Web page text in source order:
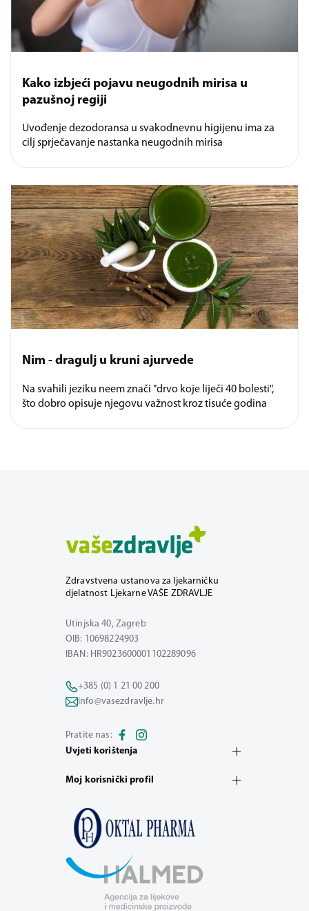
Kako izbjeći pojavu neugodnih mirisa u
pazušnoj regiji
Uvođenje dezodoransa u svakodnevnu higijenu ima za
cilj sprječavanje nastanka neugodnih mirisa
Nim - dragulj u kruni ajurvede
Na svahili jeziku neem znači "drvo koje liječi 40 bolesti",
što dobro opisuje njegovu važnost kroz tisuće godina
Zdravstvena ustanova za ljekarničku
djelatnost Ljekarne VAŠE ZDRAVLJE
Utinjska 40, Zagreb
OIB: 10698224903
IBAN: HR9023600001102289096
+385 (0) 1 21 00 200
info@vasezdravlje.hr
Pratite nas:
Uvjeti korištenja
Moj korisnički profil